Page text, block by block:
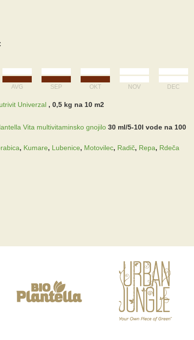
AVG SEP OKT NOV DEC
Univerzal , 0,5 kg na 10 m2
Vita multivitaminsko gnojilo 30 ml/5-10l vode na 100
, Kumare, Lubenice, Motovilec, Radič, Repa, Rdeča